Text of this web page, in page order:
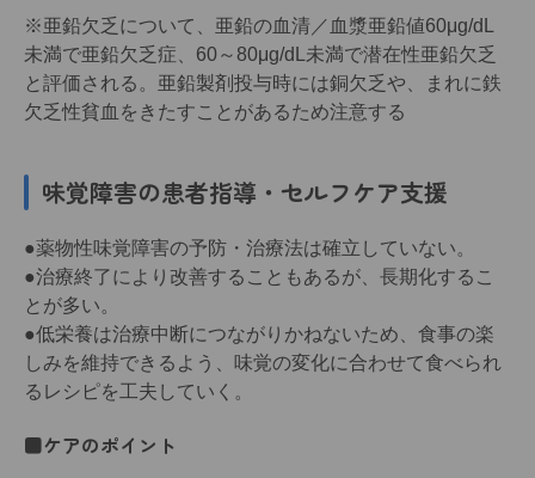
※亜鉛欠乏について、亜鉛の血清／血漿亜鉛値60μg/dL
未満で亜鉛欠乏症、60～80μg/dL未満で潜在性亜鉛欠乏
と評価される。亜鉛製剤投与時には銅欠乏や、まれに鉄
欠乏性貧血をきたすことがあるため注意する
味覚障害の患者指導・セルフケア支援
●薬物性味覚障害の予防・治療法は確立していない。
●治療終了により改善することもあるが、長期化するこ
とが多い。
●低栄養は治療中断につながりかねないため、食事の楽
しみを維持できるよう、味覚の変化に合わせて食べられ
るレシピを工夫していく。
■ケアのポイント